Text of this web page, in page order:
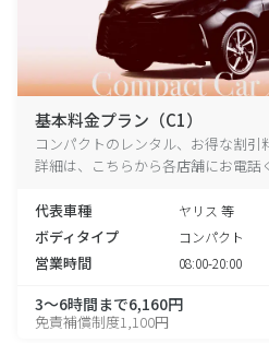
基本料金プラン（C1）
コンパクトのレンタル、お得な割
詳細は、こちらから各店舗にお電話
代表車種 ヤリス 等
ボディタイプ コンパクト
営業時間 08:00-20:00
3～6時間まで6,160円
免責補償制度1,100円